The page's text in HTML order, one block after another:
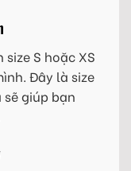
S hoặc XS
Đây là size
giúp bạn